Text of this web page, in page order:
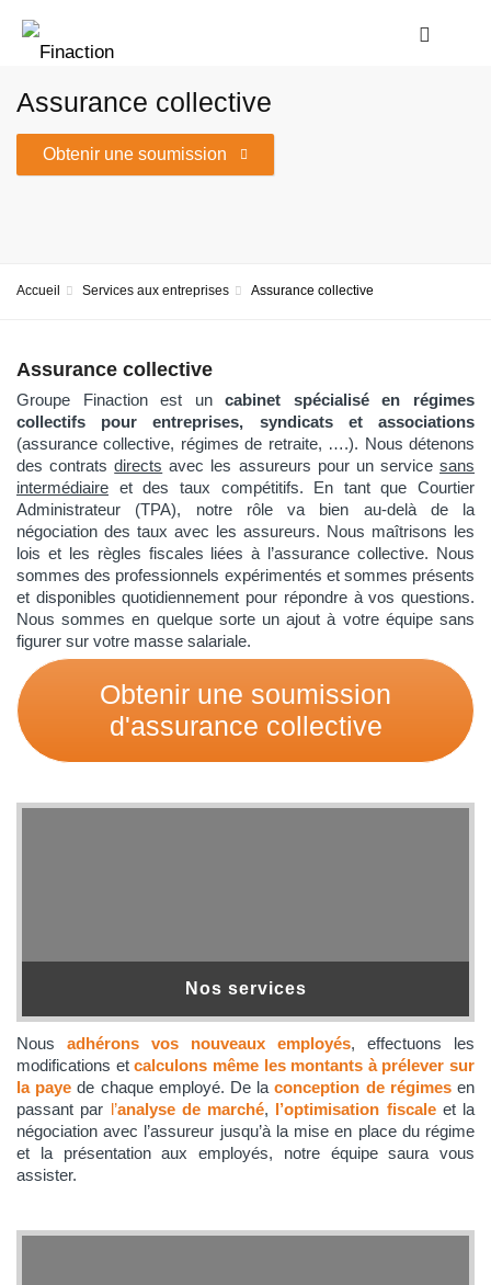
Assurance collective
Obtenir une soumission
Accueil Services aux entreprises Assurance collective
Assurance collective
Groupe Finaction est uncabinet spécialisé en régimes
collectifs pour entreprises, syndicats et associations
(assurance collective, régimes de retraite, ….). Nous détenons
des contratsdirects avec les assureurs pour un servicesans
intermédiaire et des taux compétitifs. En tant que Courtier
Administrateur (TPA), notre rôle va bien au-delà de la
négociation des taux avec les assureurs. Nous maîtrisons les
lois et les règles fiscales liées à l’assurance collective. Nous
sommes des professionnels expérimentés et sommes présents
et disponibles quotidiennement pour répondre à vos questions.
Nous sommes en quelque sorte un ajout à votre équipe sans
figurer sur votre masse salariale.
Obtenir une soumission
d'assurance collective
Nos services
Nous adhérons vos nouveaux employés, effectuons les
modifications etcalculons même les montants à prélever sur
la paye de chaque employé. De laconception de régimesen
passant par l’analyse de marché, l’optimisation fiscaleet la
négociation avec l’assureur jusqu’à la mise en place du régime
et la présentation aux employés, notre équipe saura vous
assister.